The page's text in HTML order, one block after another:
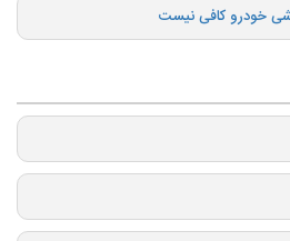
خودرو کافی نیست